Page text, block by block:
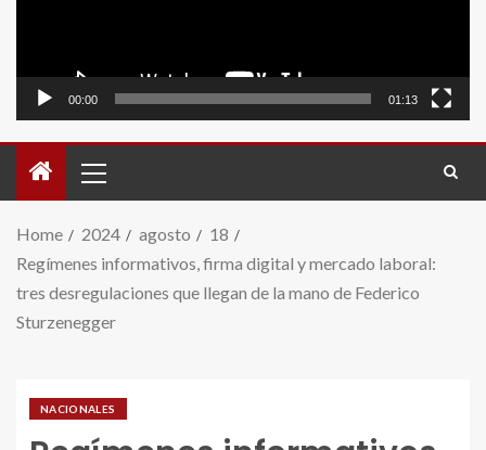
00:00 01:13
Home 2024 agosto
18
Regímenes informativos, firma digital y mercado laboral:
tres desregulaciones que llegan de la mano de Federico
Sturzenegger
NACIONALES